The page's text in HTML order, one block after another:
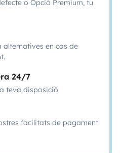
o Opció Premium, tu
alternatives en cas de
24/7
teva disposició
facilitats de pagament